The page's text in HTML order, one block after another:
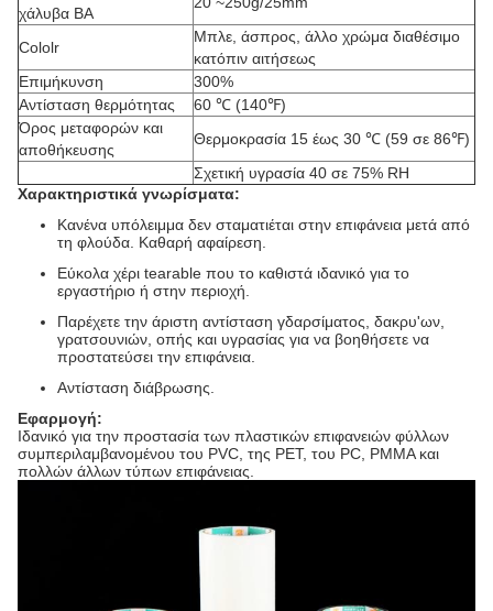
χάλυβα BA
Cololr
Μπλε, άσπρος, άλλο χρώμα διαθέσιμο
κατόπιν αιτήσεως
Επιμήκυνση
300%
Αντίσταση θερμότητας
60 ℃ (140℉)
Όρος μεταφορών και
αποθήκευσης
Θερμοκρασία 15 έως 30 ℃ (59 σε 86℉)
Σχετική υγρασία 40 σε 75% RH
Χαρακτηριστικά γνωρίσματα:
Κανένα υπόλειμμα δεν σταματιέται στην επιφάνεια μετά από
τη φλούδα. Καθαρή αφαίρεση.
Εύκολα χέρι tearable που το καθιστά ιδανικό για το
εργαστήριο ή στην περιοχή.
Παρέχετε την άριστη αντίσταση γδαρσίματος, δακρυ'ων,
γρατσουνιών, οπής και υγρασίας για να βοηθήσετε να
προστατεύσει την επιφάνεια.
Αντίσταση διάβρωσης.
Εφαρμογή:
Ιδανικό για την προστασία των πλαστικών επιφανειών φύλλων
συμπεριλαμβανομένου του PVC, της PET, του PC, PMMA και
πολλών άλλων τύπων επιφάνειας.